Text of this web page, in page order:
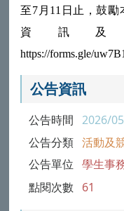
至7月11日止，鼓
資訊
https://forms.gle/
公告資訊
公告時間 2026/
公告分類 活動及
公告單位 學生事
點閱次數 61